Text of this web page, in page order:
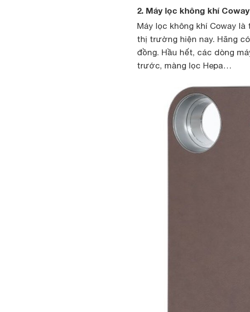
2. Máy lọc không khí Coway
Máy lọc không khí Coway
thị trường hiện nay. Hãng
đồng. Hầu hết, các dòng
trước, màng lọc Hepa…